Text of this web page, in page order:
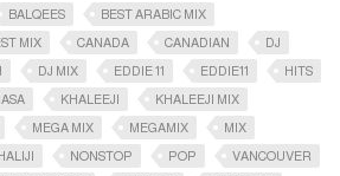
BALQEES
BEST ARABIC MIX
MIX CANADA CANADIAN
DJ
DJ MIX EDDIE 11 EDDIE11
HITS
KHALEEJI
KHALEEJI MIX
MEGA MIX MEGAMIX
MIX
NONSTOP POP
VANCOUVER